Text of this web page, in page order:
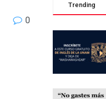
0
Trending